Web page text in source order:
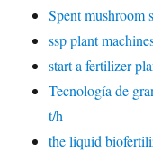
Spent mushroom
ssp plant
start a fertilizer
Tecnología de
t/h
the liquid